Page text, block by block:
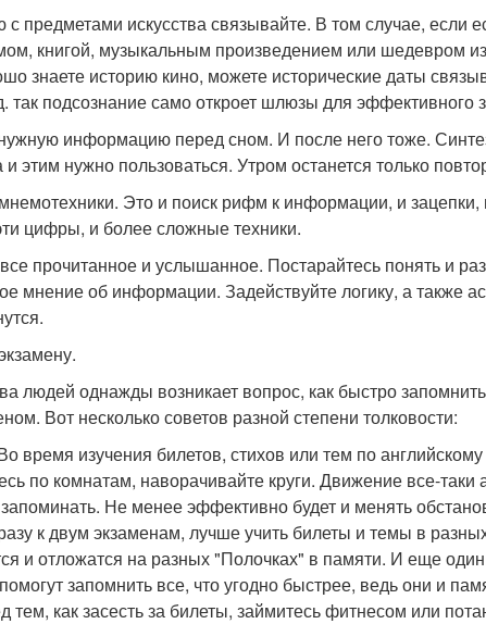
предметами искусства связывайте. В том случае, если
книгой, музыкальным произведением или шедевром
знаете историю кино, можете исторические даты
так подсознание само откроет шлюзы для эффективного
информацию перед сном. И после него тоже.
этим нужно пользоваться. Утром останется только
Это и поиск рифм к информации, и
цифры, и более сложные техники.
прочитанное и услышанное. Постарайтесь понять и
мнение об информации. Задействуйте логику, а также
людей однажды возникает вопрос, как быстро
Вот несколько советов разной степени толковости:
время изучения билетов, стихов или тем по
по комнатам, наворачивайте круги. Движение все-таки
Не менее эффективно будет и менять
к двум экзаменам, лучше учить билеты и темы в
и отложатся на разных "Полочках" в памяти. И еще
запомнить все, что угодно быстрее, ведь они и
тем, как засесть за билеты, займитесь фитнесом или